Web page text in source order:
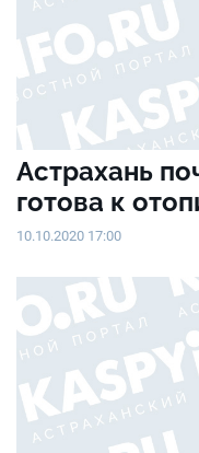
Астрахань
готова к
10.10.2020 17:00